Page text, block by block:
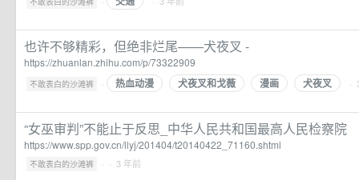
也许不够精彩，但绝非烂尾——犬夜叉 -
https://zhuanlan.zhihu.com/p/73322909
不敢表白的沙滩裤 · 热血动漫 犬夜叉和戈薇 漫画 犬夜叉 ·
“女巫审判”不能止于反思_中华人民共和国最高人民检察院
https://www.spp.gov.cn/llyj/201404/t20140422_71160.shtml
不敢表白的沙滩裤 · · 3 年前